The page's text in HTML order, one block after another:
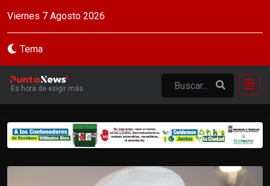
Viernes 7 Agosto 2026
Tema
Es hora de exigir más